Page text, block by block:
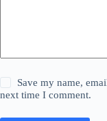
Save my name,
next time I comment.